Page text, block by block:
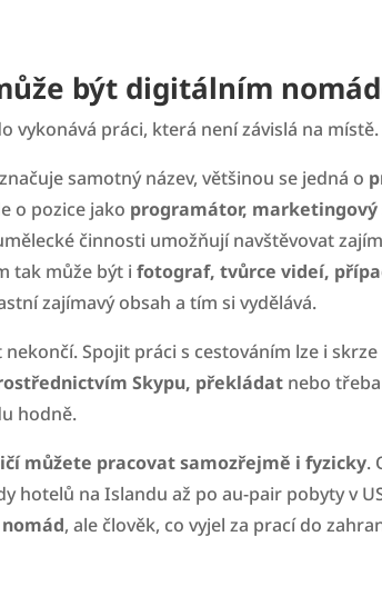
být digitálním
vykonává práci, která není závislá na místě.
samotný název, většinou se jedná o
o pozice jako programátor,
činnosti umožňují navštěvovat
tak může být ifotograf, tvůrce videí,
zajímavý obsah a tím si vydělává.
nekončí. Spojit práci s cestováním lze i
Skypu, překládat nebo
hodně.
můžete pracovat samozřejmě i fyzicky.
hotelů na Islandu až po au-pair pobyty v
, ale člověk, co vyjel za prací do